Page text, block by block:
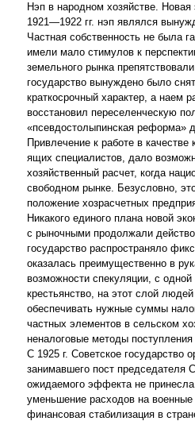
Нэп в народном хозяйстве.
1921—1922 гг. нэп являлся
Частная собственность не была
имели мало стимулов к
земельного рынка
государство вынуждено было
краткосрочный характер, а наем
восстановил переселенческую
«псевдостолыпинская реформа»
Привлечение к работе в
ящих специалистов, дало
хозяйственный расчет, когда
свободном рынке. Безусловно,
положение хозрасчетных
Никакого единого плана новой
с рыночными продолжали
государство распространяло
оказалась преимущественно в
возможности спекуляции, с
крестьянство, на этот слой
обеспечивать нужные суммы
частных элементов в сельском
неналоговые методы
С 1925 г. Советское государство
занимавшего пост председателя
ожидаемого эффекта не
уменьшение расходов на
финансовая стабилизация в